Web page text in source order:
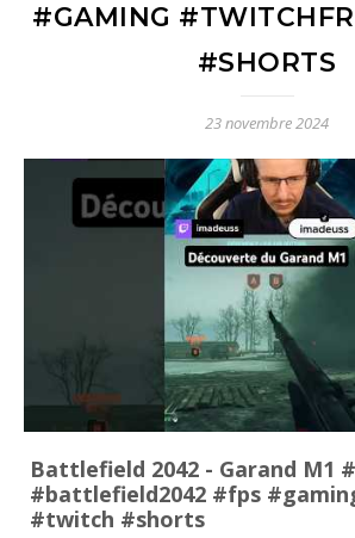
#GAMING
#SHORTS
23 novembre 2024
Battlefield 2042 - Garand M1
#battlefield2042 #fps
#twitch #shorts